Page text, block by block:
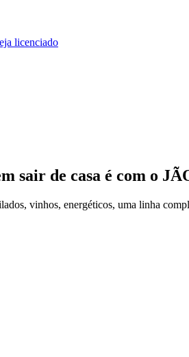
licenciado
sair de casa é com o
vinhos, energéticos, uma linha